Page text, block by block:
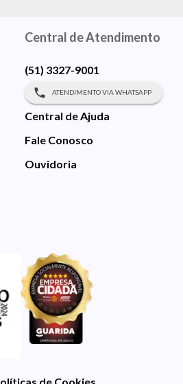
Central de Atendimento
(51) 3327-9001
ATENDIMENTO VIA WHATSAPP
Central de Ajuda
Fale Conosco
Ouvidoria
de Cookies